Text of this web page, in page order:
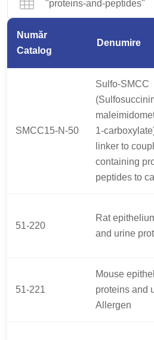
"proteins-and-peptides"
Număr
Catalog
Denumire
SMCC15-N-50
Sulfo-SMCC
1-
linker to
containing
peptides to
51-220
Rat
and urine
51-221
Mouse
proteins and
Allergen